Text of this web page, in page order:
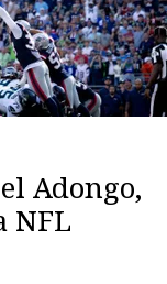
Adongo,
NFL